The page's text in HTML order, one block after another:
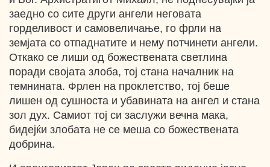
заедно со сите други ангели неговата
горделивост и самовеличање, го фрли на
земјата со отпаднатите и нему потчинети ангели.
Откако се лиши од божествената светлина
поради својата злоба, тој стана началник на
темнината. Фрлен на проклетство, тој беше
лишен од сушноста и убавината на ангел и стана
зол дух. Самиот тој си заслужи вечна мака,
бидејќи злобата не се меша со божествената
добрина.